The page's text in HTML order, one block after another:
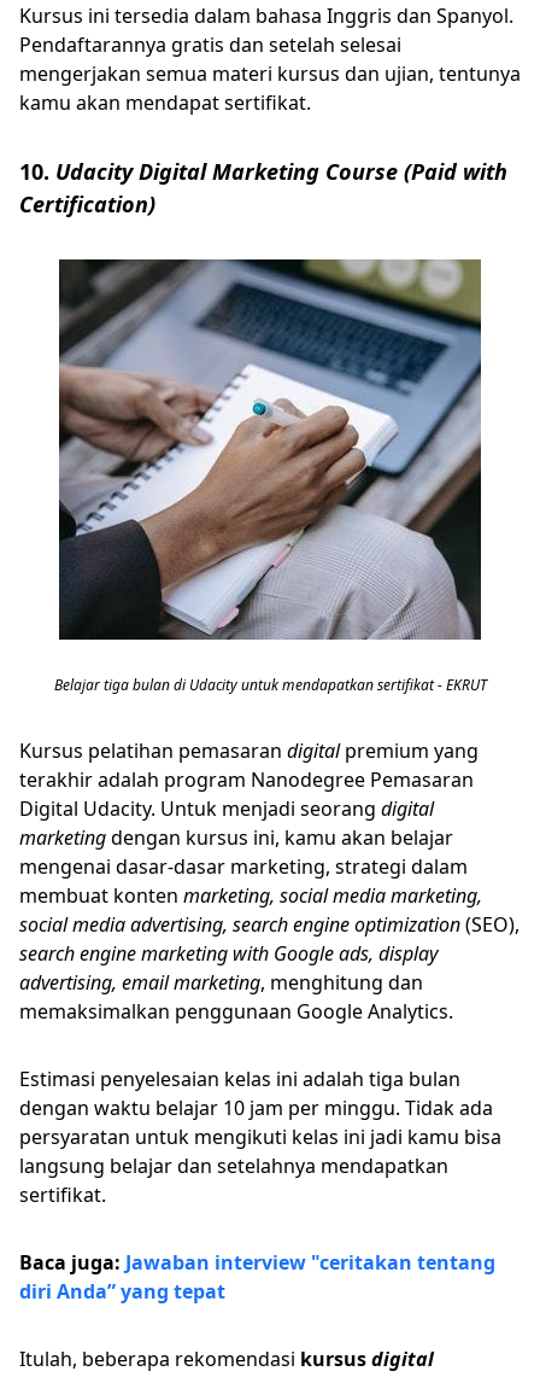
Kursus ini tersedia dalam bahasa Inggris dan Spanyol.
Pendaftarannya gratis dan setelah selesai
mengerjakan semua materi kursus dan ujian, tentunya
kamu akan mendapat sertifikat.
10. Udacity Digital Marketing Course (Paid with
Certification)
Belajar tiga bulan di Udacity untuk mendapatkan sertifikat - EKRUT
Kursus pelatihan pemasaran digitalpremium yang
terakhir adalah program Nanodegree Pemasaran
Digital Udacity. Untuk menjadi seorang digital
marketingdengan kursus ini, kamu akan belajar
mengenai dasar-dasar marketing, strategi dalam
membuat konten marketing, social media marketing,
social media advertising, search engine optimization(SEO),
search engine marketing with Google ads, display
advertising, email marketing, menghitung dan
memaksimalkan penggunaan Google Analytics.
Estimasi penyelesaian kelas ini adalah tiga bulan
dengan waktu belajar 10 jam per minggu. Tidak ada
persyaratan untuk mengikuti kelas ini jadi kamu bisa
langsung belajar dan setelahnya mendapatkan
sertifikat.
Baca juga: Jawaban interview "ceritakan tentang
diri Anda” yang tepat
Itulah, beberapa rekomendasi kursusdigital